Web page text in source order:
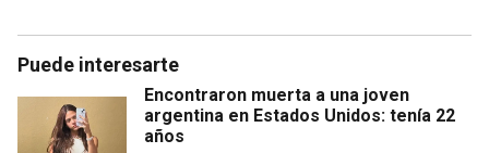
Puede interesarte
Encontraron muerta a una joven
argentina en Estados Unidos: tenía 22
años